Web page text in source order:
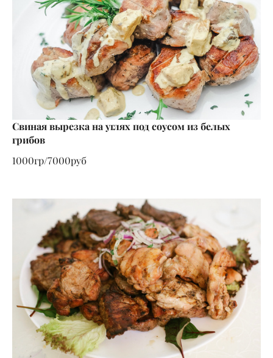
Свиная вырезка на углях под соусом из белых
грибов
1000гр/7000руб